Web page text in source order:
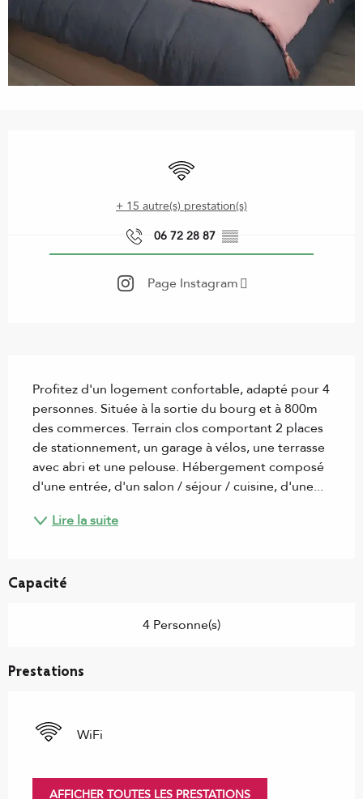
WiFi
+ 15 autre(s) prestation(s)
06 72 28 87 ▒▒
Page Instagram
Profitez d'un logement confortable, adapté pour 4
personnes. Située à la sortie du bourg et à 800m
des commerces. Terrain clos comportant 2 places
de stationnement, un garage à vélos, une terrasse
avec abri et une pelouse. Hébergement composé
d'une entrée, d'un salon / séjour / cuisine, d'une...
Lire la suite
Capacité
4 Personne(s)
Prestations
WiFi
AFFICHER TOUTES LES PRESTATIONS